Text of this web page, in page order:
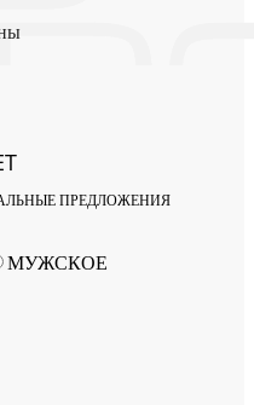
ПРЕДЛОЖЕНИЯ
МУЖСКОЕ